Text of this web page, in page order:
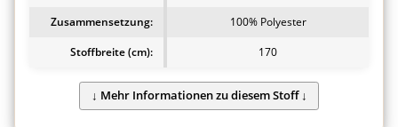
Zusammensetzung:
100% Polyester
Stoffbreite (cm):
170